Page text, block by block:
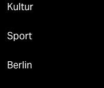
Kultur
Sport
Berlin